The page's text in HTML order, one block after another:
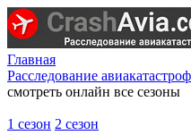
Главная
Расследование авиакатастроф
смотреть онлайн все сезоны
1 сезон 2 сезон